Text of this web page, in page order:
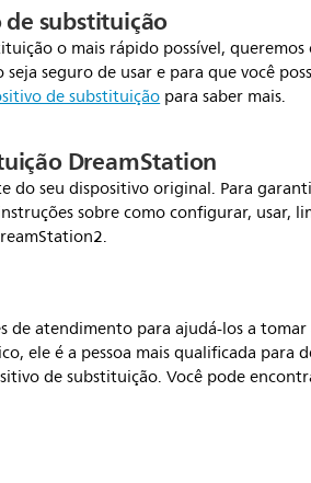
substituição
o mais rápido possível,
seguro de usar e para que você
de substituiçãopara saber mais.
DreamStation
seu dispositivo original. Para
sobre como configurar, usar,
de atendimento para ajudá-los a
ele é a pessoa mais qualificada para
de substituição. Você pode